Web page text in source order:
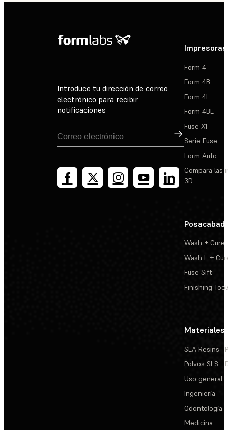
Introduce tu dirección de correo
electrónico para recibir
notificaciones
Suscribirse
Impresoras
Form 4
Form 4B
Form 4L
Form 4BL
Fuse X1
Serie Fuse
Form Auto
Compara las
3D
Wash + Cure
Wash L +
Fuse Sift
Finishing
Materiales
SLA Resins
Polvos SLS
Uso general
Ingeniería
Odontología
Medicina